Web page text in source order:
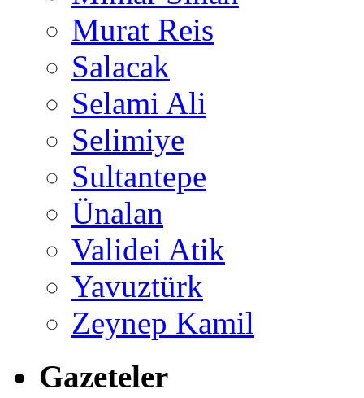
Murat Reis
Salacak
Selami Ali
Selimiye
Sultantepe
Ünalan
Validei Atik
Yavuztürk
Zeynep Kamil
Gazeteler